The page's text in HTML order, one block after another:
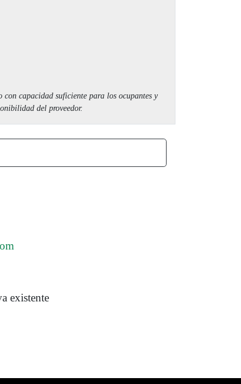
con capacidad suficiente para los ocupantes y
del proveedor.
existente